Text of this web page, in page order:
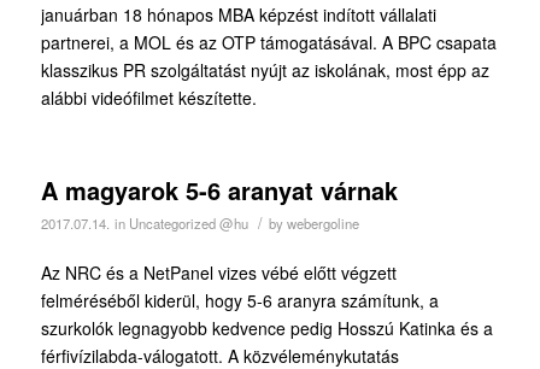
januárban 18 hónapos MBA képzést indított vállalati
partnerei, a MOL és az OTP támogatásával. A BPC csapata
klasszikus PR szolgáltatást nyújt az iskolának, most épp az
alábbi videófilmet készítette.
A magyarok 5-6 aranyat várnak
2017.07.14. in Uncategorized @hu / bywebergoline
Az NRC és a NetPanel vizes vébé előtt végzett
felméréséből kiderül, hogy 5-6 aranyra számítunk, a
szurkolók legnagyobb kedvence pedig Hosszú Katinka és a
férfivízilabda-válogatott. A közvéleménykutatás